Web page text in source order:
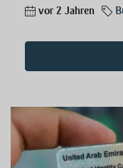
vor 2 Jahren